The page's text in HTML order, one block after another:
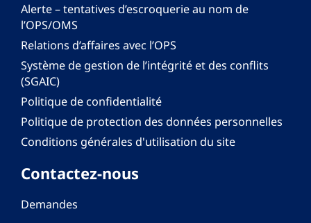
Alerte – tentatives d’escroquerie au nom de
l’OPS/OMS
Relations d’affaires avec l’OPS
Système de gestion de l’intégrité et des conflits
(SGAIC)
Politique de confidentialité
Politique de protection des données personnelles
Conditions générales d'utilisation du site
Contactez-nous
Demandes